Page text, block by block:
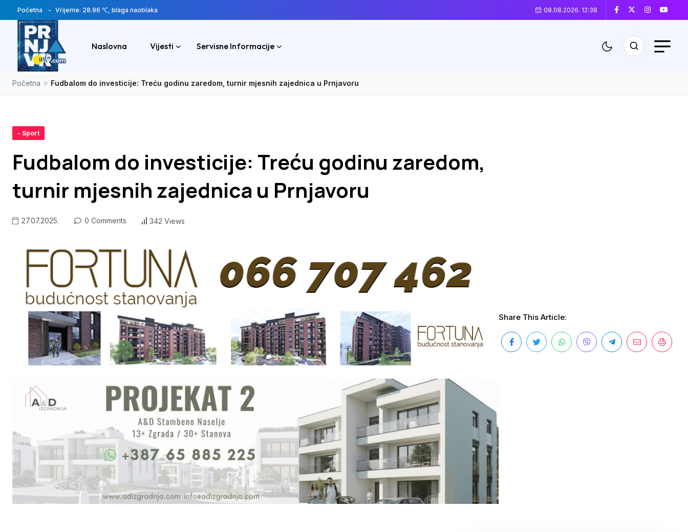
Početna Vrijeme: 28.96 ℃, blaga naoblaka 08.08.2026. 12:38
Naslovna Vijesti Servisne Informacije
Početna » Fudbalom do investicije: Treću godinu zaredom, turnir mjesnih zajednica u Prnjavoru
- Sport
Fudbalom do investicije: Treću godinu zaredom,
turnir mjesnih zajednica u Prnjavoru
27.07.2025. 0 Comments 342 Views
Share This Article: